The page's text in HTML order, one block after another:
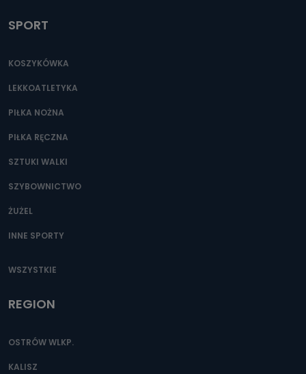
SPORT
KOSZYKÓWKA
LEKKOATLETYKA
PIŁKA NOŻNA
PIŁKA RĘCZNA
SZTUKI WALKI
SZYBOWNICTWO
ŻUŻEL
INNE SPORTY
WSZYSTKIE
REGION
OSTRÓW WLKP.
KALISZ